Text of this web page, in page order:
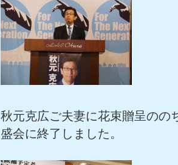
秋元克広ご夫妻に花束贈呈のの
盛会に終了しました。